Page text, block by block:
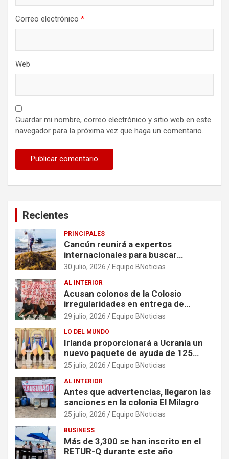
Correo electrónico *
Web
Guardar mi nombre, correo electrónico y sitio web en este
navegador para la próxima vez que haga un comentario.
Recientes
PRINCIPALES
Cancún reunirá a expertos
internacionales para buscar
soluciones al problema del sargazo
30 julio, 2026 Equipo BNoticias
AL INTERIOR
Acusan colonos de la Colosio
irregularidades en entrega de
escrituras
29 julio, 2026 Equipo BNoticias
LO DEL MUNDO
Irlanda proporcionará a Ucrania un
nuevo paquete de ayuda de 125
millones de euros
25 julio, 2026 Equipo BNoticias
AL INTERIOR
Antes que advertencias, llegaron las
sanciones en la colonia El Milagro
25 julio, 2026 Equipo BNoticias
BUSINESS
Más de 3,300 se han inscrito en el
RETUR-Q durante este año